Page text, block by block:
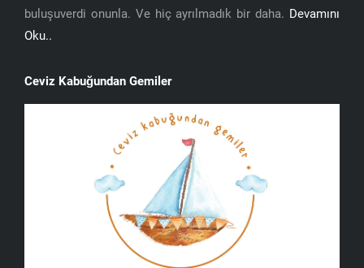
buluşuverdi onunla. Ve hiç ayrılmadık bir daha. Devamını
Oku..
Ceviz Kabuğundan Gemiler